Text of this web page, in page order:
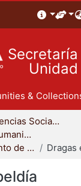
Unidad
&
División de Ciencias Sociales y Humanidades
Departamento de Humanidades
Libros - Departamento de Humanidades
Dragas